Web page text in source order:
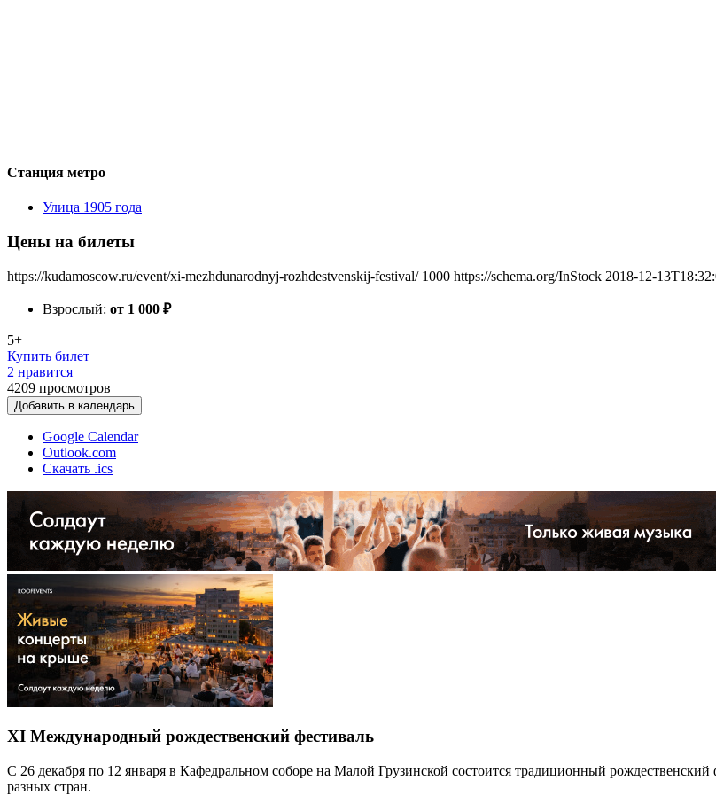
Станция метро
Улица 1905 года
Цены на билеты
https://kudamoscow.ru/event/xi-mezhdunarodnyj-rozhdestvenskij-festival/ 1000 https://schema.org/InStock 2018-12-
Взрослый: от 1 000 ₽
5+
Купить билет
2 нравится
4209 просмотров
Добавить в календарь
Google Calendar
Outlook.com
Скачать .ics
XI Международный рождественский фестиваль
С 26 декабря по 12 января в Кафедральном соборе на Малой Грузинской состоится традиционный
разных стран.